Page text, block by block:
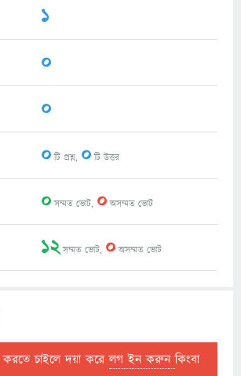
1
0
0
0টি প্রশ্ন, 0টি উত্তর
0সম্মত ভোট, 0অসম্মত ভোট
12সম্মত ভোট, 0অসম্মত ভোট
চাইলে দয়া করেলগ ইন করুনকিংবা